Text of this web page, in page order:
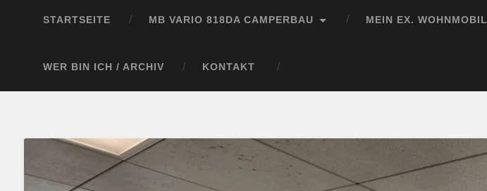
STARTSEITE MB VARIO 818DA CAMPERBAU MEIN EX. WOHNMOBIL
WER BIN ICH / ARCHIV KONTAKT